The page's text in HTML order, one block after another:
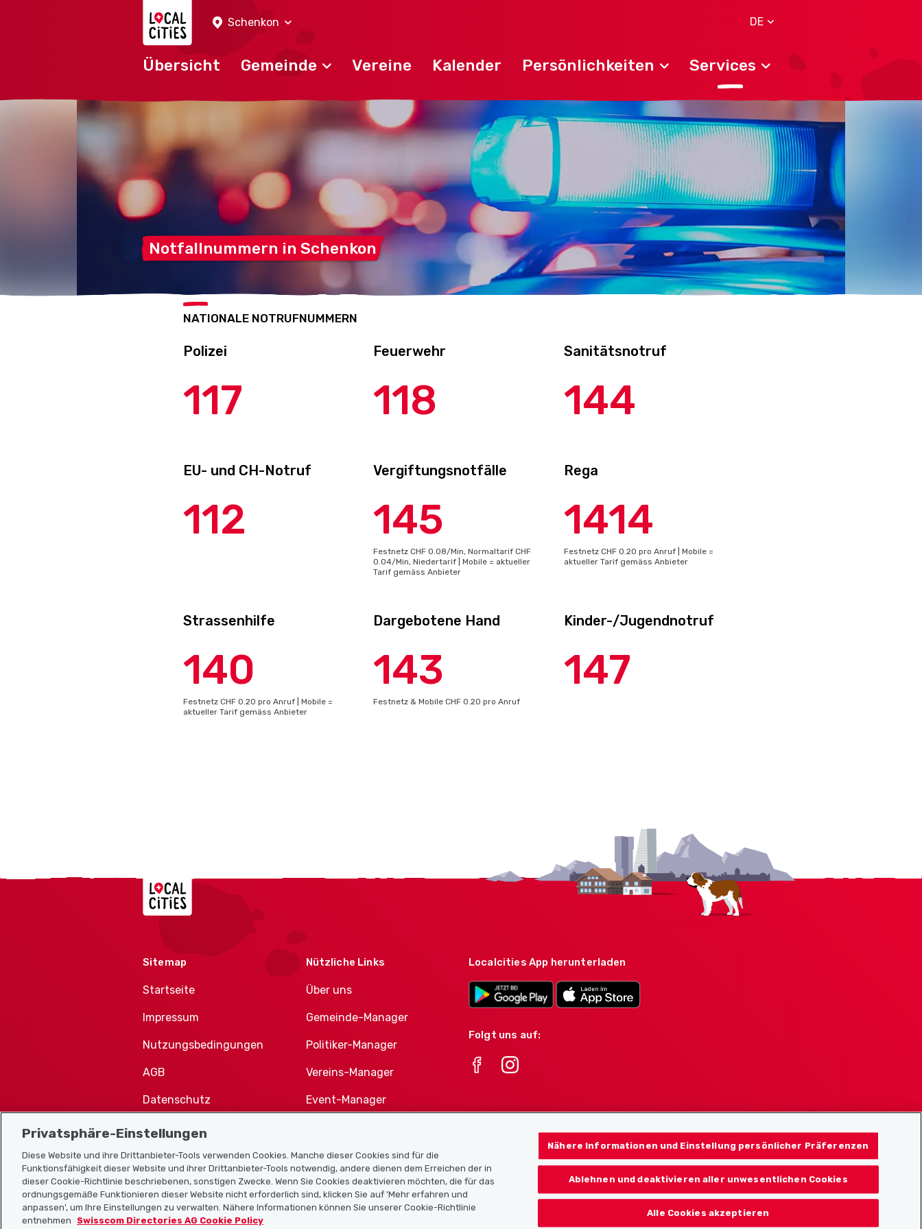
Schenkon
DE
Übersicht Gemeinde Vereine Kalender Persönlichkeiten Services
Notfallnummern in Schenkon
NATIONALE NOTRUFNUMMERN
Polizei
117
Feuerwehr
118
Sanitätsnotruf
144
EU- und CH-Notruf
112
Vergiftungsnotfälle
145
Festnetz CHF 0.08/Min, Normaltarif CHF
0.04/Min, Niedertarif | Mobile = aktueller
Tarif gemäss Anbieter
Rega
1414
Festnetz CHF 0.20 pro Anruf | Mobile =
aktueller Tarif gemäss Anbieter
Strassenhilfe
140
Festnetz CHF 0.20 pro Anruf | Mobile =
aktueller Tarif gemäss Anbieter
Dargebotene Hand
143
Festnetz & Mobile CHF 0.20 pro Anruf
Kinder-/Jugendnotruf
147
Localcities
Sitemap
Startseite
Impressum
Nutzungsbedingungen
AGB
Datenschutz
Cookie-Richtlinie
Nützliche Links
Über uns
Gemeinde-Manager
Politiker-Manager
Vereins-Manager
Event-Manager
Vereine-Produktportfolio
Localcities App herunterladen
Folgt uns auf:
Privatsphäre-Einstellungen
Diese Website und ihre Drittanbieter-Tools verwenden Cookies. Manche dieser Cookies sind für die
Funktionsfähigkeit dieser Website und ihrer Drittanbieter-Tools notwendig, andere dienen dem Erreichen der in
dieser Cookie-Richtlinie beschriebenen, sonstigen Zwecke. Wenn Sie Cookies deaktivieren möchten, die für das
ordnungsgemäße Funktionieren dieser Website nicht erforderlich sind, klicken Sie auf 'Mehr erfahren und
anpassen', um Ihre Einstellungen zu verwalten. Nähere Informationen können Sie unserer Cookie-Richtlinie
entnehmen Swisscom Directories AG Cookie Policy
Nähere Informationen und Einstellung persönlicher Präferenzen
Ablehnen und deaktivieren aller unwesentlichen Cookies
Alle Cookies akzeptieren